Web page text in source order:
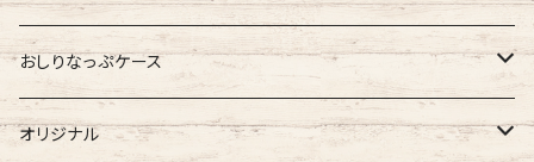
吸盤付バギーマーク
バギーマークミニ
吸盤バギーマーク
バギーマークミニ
バギーマークプチ
バギーマークプチ ボールチェーン
吸盤バギーマーク
バギーポケット レギュラー
バギーポケット 大
チャーム
バギーチャーム
診察ファイルバック
オリジナル
Sサイズ
ブーツ
おしりなっぷケース
おしりナップケース 縦型
オリジナル